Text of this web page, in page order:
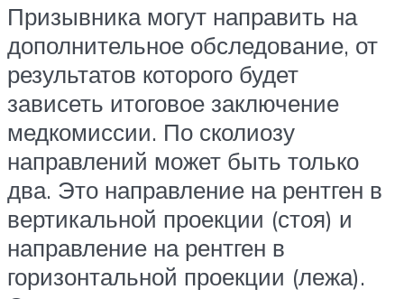
Призывника могут направить на
дополнительное обследование, от
результатов которого будет
зависеть итоговое заключение
медкомиссии. По сколиозу
направлений может быть только
два. Это направление на рентген в
вертикальной проекции (стоя) и
направление на рентген в
горизонтальной проекции (лежа).